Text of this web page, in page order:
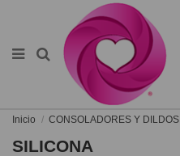
Inicio CONSOLADORES Y DILDOS
SILICONA